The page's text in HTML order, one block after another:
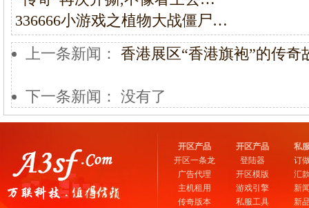
336666小游戏之植物大战僵尸…
上一条新闻： 香港展区“香港旗袍”的传奇
下一条新闻： 没有了
开区产品
开区一条龙
广告代理
主机租用
传奇版本
开区产品
登陆器
开区模版
游戏引擎
私服工具
私
订
汇
新
新